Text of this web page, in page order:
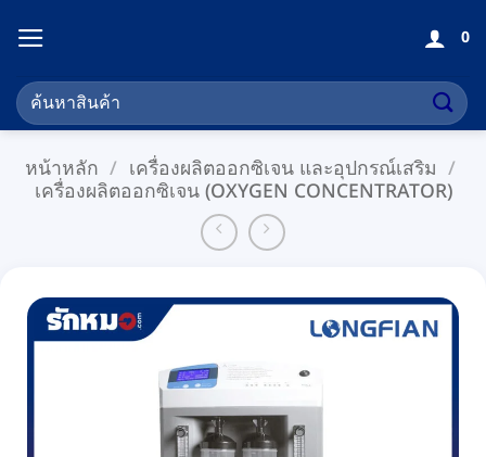
ไป
เนื้อหา
0
ค้นหา:
หน้าหลัก / เครื่องผลิตออกซิเจน และอุปกรณ์เสริม /
เครื่องผลิตออกซิเจน (OXYGEN CONCENTRATOR)